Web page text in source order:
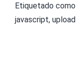
Etiquetado como
javascript, upload